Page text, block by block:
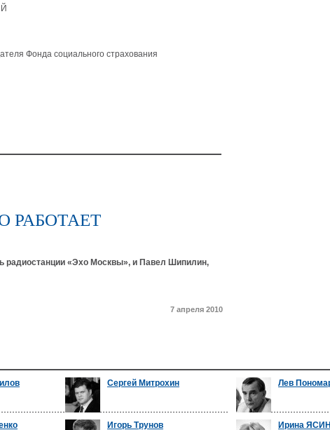
Фонда социального страхования
РАБОТАЕТ
радиостанции «Эхо Москвы», и Павел Шипилин,
7 апреля 2010
Сергей Митрохин Лев
Игорь Трунов Ирина